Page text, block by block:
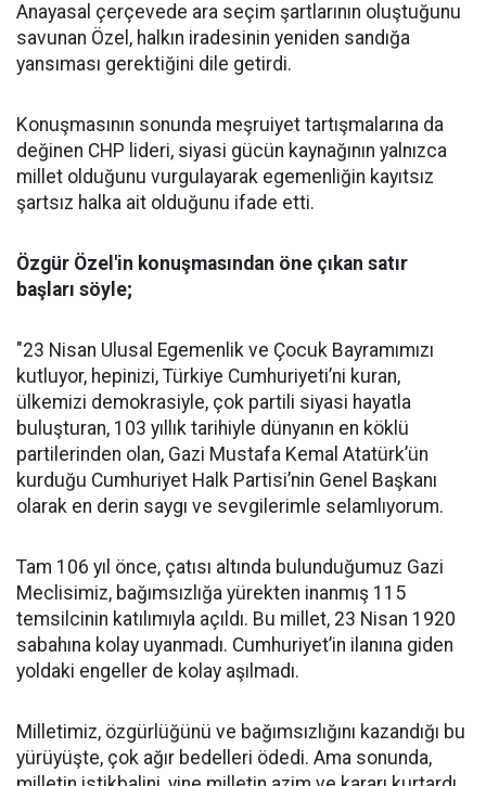
Anayasal çerçevede ara seçim şartlarının oluştuğunu
savunan Özel, halkın iradesinin yeniden sandığa
yansıması gerektiğini dile getirdi.
Konuşmasının sonunda meşruiyet tartışmalarına da
değinen CHP lideri, siyasi gücün kaynağının yalnızca
millet olduğunu vurgulayarak egemenliğin kayıtsız
şartsız halka ait olduğunu ifade etti.
Özgür Özel'in konuşmasından öne çıkan satır
başları söyle;
"23 Nisan Ulusal Egemenlik ve Çocuk Bayramımızı
kutluyor, hepinizi, Türkiye Cumhuriyeti’ni kuran,
ülkemizi demokrasiyle, çok partili siyasi hayatla
buluşturan, 103 yıllık tarihiyle dünyanın en köklü
partilerinden olan, Gazi Mustafa Kemal Atatürk’ün
kurduğu Cumhuriyet Halk Partisi’nin Genel Başkanı
olarak en derin saygı ve sevgilerimle selamlıyorum.
Tam 106 yıl önce, çatısı altında bulunduğumuz Gazi
Meclisimiz, bağımsızlığa yürekten inanmış 115
temsilcinin katılımıyla açıldı. Bu millet, 23 Nisan 1920
sabahına kolay uyanmadı. Cumhuriyet’in ilanına giden
yoldaki engeller de kolay aşılmadı.
Milletimiz, özgürlüğünü ve bağımsızlığını kazandığı bu
yürüyüşte, çok ağır bedelleri ödedi. Ama sonunda,